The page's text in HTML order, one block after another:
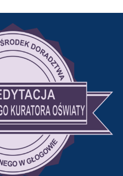
nabory – czyli
pozyskiwać środki na
i jej brak – skąd
dla siebie i swoich
sesji
sieci w celu
doświadczeń i
3 4 5